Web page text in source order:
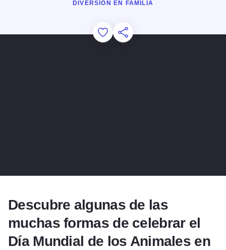
DIVERSIÓN EN FAMILIA
Add to Favorites
Compartir esta página
Descubre algunas de las
muchas formas de celebrar el
Día Mundial de los Animales en